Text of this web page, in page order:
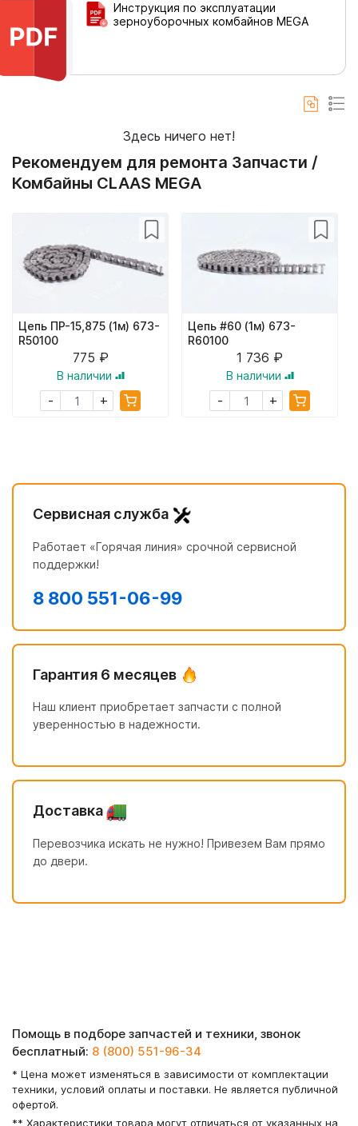
Инструкция по эксплуатации
зерноуборочных комбайнов MEGA
Здесь ничего нет!
Рекомендуем для ремонта Запчасти /
Комбайны CLAAS MEGA
Цепь ПР-15,875 (1м) 673-
R50100
775 ₽
В наличии
- +
Цепь #60 (1м) 673-
R60100
1 736 ₽
В наличии
- +
Сервисная служба
Работает «Горячая линия» срочной сервисной
поддержки!
8 800 551-06-99
Гарантия 6 месяцев
Наш клиент приобретает запчасти с полной
уверенностью в надежности.
Доставка
Перевозчика искать не нужно! Привезем Вам прямо
до двери.
Помощь в подборе запчастей и техники, звонок
бесплатный: 8 (800) 551-96-34
* Цена может изменяться в зависимости от комплектации
техники, условий оплаты и поставки. Не является публичной
офертой.
** Характеристики товара могут отличаться от указанных на